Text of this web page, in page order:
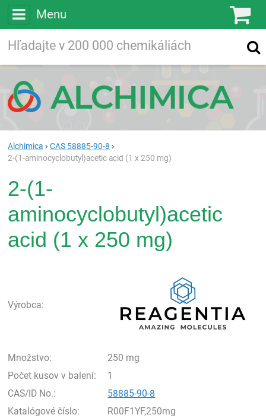
Menu
Vyhľadávanie
Alchimica
CAS 58885-90-8
2-(1-aminocyclobutyl)acetic acid (1 x 250 mg)
2-(1-
aminocyclobutyl)acetic
acid (1 x 250 mg)
Výrobca:
Množstvo:
250 mg
Počet kusov v balení:
1
CAS/ID No.:
58885-90-8
Katalógové číslo:
R00F1YF,250mg